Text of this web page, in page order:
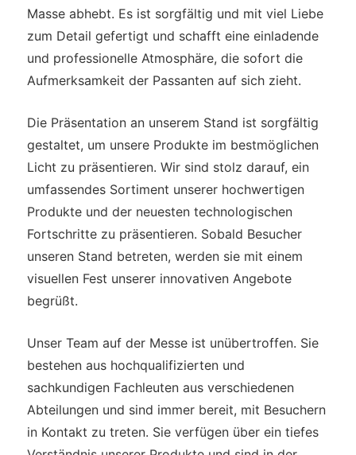
Masse abhebt. Es ist sorgfältig und mit viel Liebe
zum Detail gefertigt und schafft eine einladende
und professionelle Atmosphäre, die sofort die
Aufmerksamkeit der Passanten auf sich zieht.
Die Präsentation an unserem Stand ist sorgfältig
gestaltet, um unsere Produkte im bestmöglichen
Licht zu präsentieren. Wir sind stolz darauf, ein
umfassendes Sortiment unserer hochwertigen
Produkte und der neuesten technologischen
Fortschritte zu präsentieren. Sobald Besucher
unseren Stand betreten, werden sie mit einem
visuellen Fest unserer innovativen Angebote
begrüßt.
Unser Team auf der Messe ist unübertroffen. Sie
bestehen aus hochqualifizierten und
sachkundigen Fachleuten aus verschiedenen
Abteilungen und sind immer bereit, mit Besuchern
in Kontakt zu treten. Sie verfügen über ein tiefes